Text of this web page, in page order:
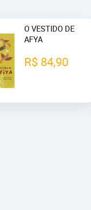
O VESTIDO DE
AFYA
R$ 84,90